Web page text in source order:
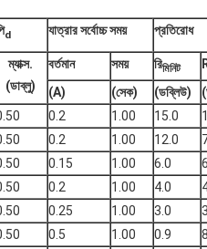
d যাত্রার সর্বোচ্চ সময় প্রতিরোধ
ম্যাক্স.
(ডাব্লু)
বর্তমান সময় রিমিনিট
(A) (সেক) (ডব্লিউ) (
0.2 1.00 15.0
0.2 1.00 12.0
0.15 1.00 6.0
0.2 1.00 4.0
0.25 1.00 3.0
0.5 1.00 0.9